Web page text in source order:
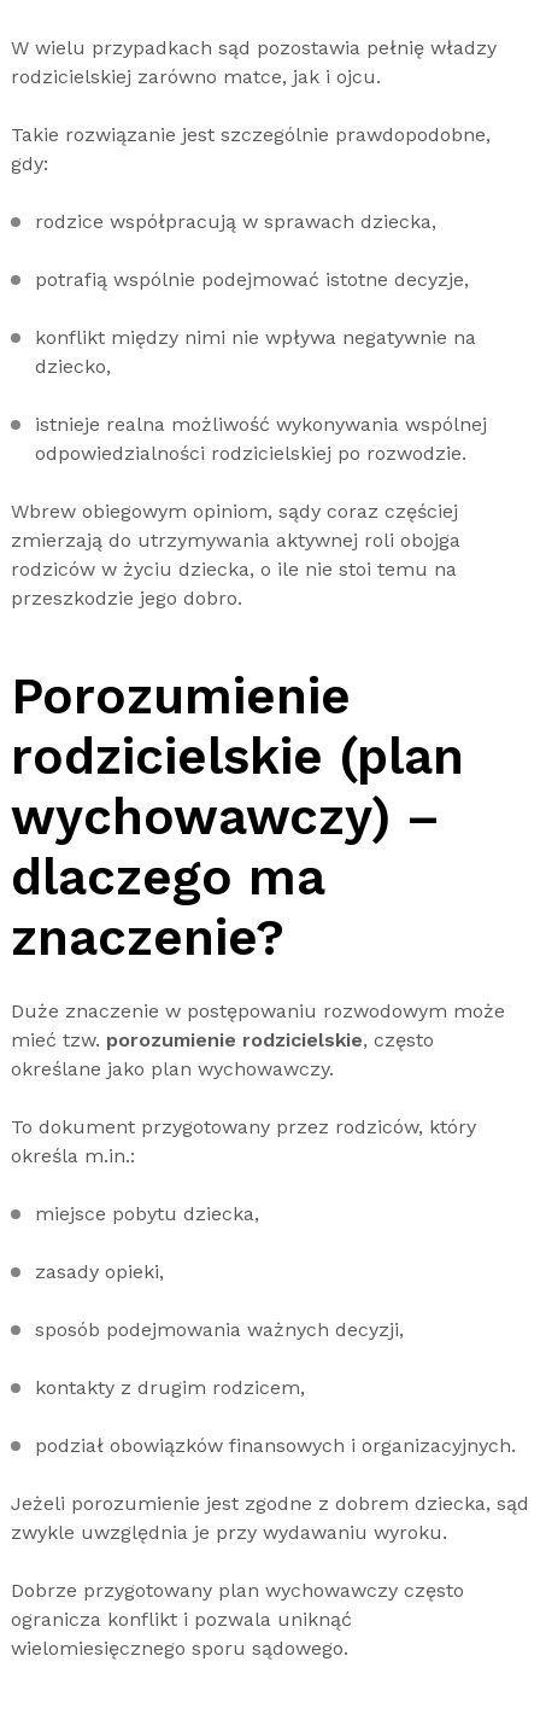
W wielu przypadkach sąd pozostawia pełnię władzy
rodzicielskiej zarówno matce, jak i ojcu.
Takie rozwiązanie jest szczególnie prawdopodobne,
gdy:
rodzice współpracują w sprawach dziecka,
potrafią wspólnie podejmować istotne decyzje,
konflikt między nimi nie wpływa negatywnie na
dziecko,
istnieje realna możliwość wykonywania wspólnej
odpowiedzialności rodzicielskiej po rozwodzie.
Wbrew obiegowym opiniom, sądy coraz częściej
zmierzają do utrzymywania aktywnej roli obojga
rodziców w życiu dziecka, o ile nie stoi temu na
przeszkodzie jego dobro.
Porozumienie
rodzicielskie (plan
wychowawczy) –
dlaczego ma
znaczenie?
Duże znaczenie w postępowaniu rozwodowym może
mieć tzw. porozumienie rodzicielskie, często
określane jako plan wychowawczy.
To dokument przygotowany przez rodziców, który
określa m.in.:
miejsce pobytu dziecka,
zasady opieki,
sposób podejmowania ważnych decyzji,
kontakty z drugim rodzicem,
podział obowiązków finansowych i organizacyjnych.
Jeżeli porozumienie jest zgodne z dobrem dziecka, sąd
zwykle uwzględnia je przy wydawaniu wyroku.
Dobrze przygotowany plan wychowawczy często
ogranicza konflikt i pozwala uniknąć
wielomiesięcznego sporu sądowego.